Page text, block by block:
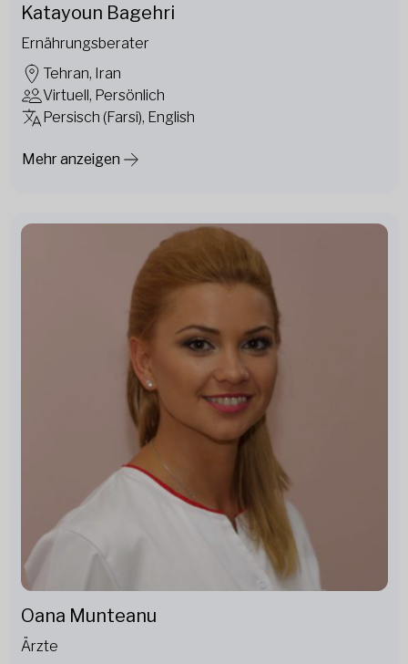
Katayoun Bagehri
Ernährungsberater
Tehran, Iran
Virtuell, Persönlich
Persisch (Farsi), English
Mehr anzeigen
Oana Munteanu
Ärzte